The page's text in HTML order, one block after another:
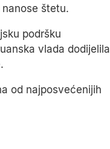
štetu.
podršku
vlada dodijelila
od najposvećenijih